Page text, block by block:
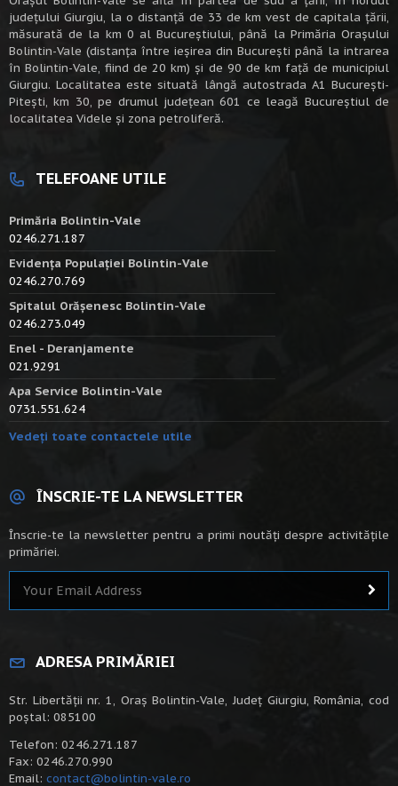
judeţului Giurgiu, la o distanţă de 33 de km vest de capitala țării,
măsurată de la km 0 al Bucureștiului, până la Primăria Orașului
Bolintin-Vale (distanța între ieșirea din București până la intrarea
în Bolintin-Vale, fiind de 20 km) şi de 90 de km faţă de municipiul
Giurgiu. Localitatea este situată lângă autostrada A1 Bucureşti-
Piteşti, km 30, pe drumul judeţean 601 ce leagă Bucureştiul de
localitatea Videle şi zona petroliferă.
TELEFOANE UTILE
Primăria Bolintin-Vale
0246.271.187
Evidența Populației Bolintin-Vale
0246.270.769
Spitalul Orășenesc Bolintin-Vale
0246.273.049
Enel - Deranjamente
021.9291
Apa Service Bolintin-Vale
0731.551.624
Vedeți toate contactele utile
ÎNSCRIE-TE LA NEWSLETTER
Înscrie-te la newsletter pentru a primi noutăți despre activitățile
primăriei.
ADRESA PRIMĂRIEI
Str. Libertății nr. 1, Oraș Bolintin-Vale, Județ Giurgiu, România, cod
poștal: 085100
Telefon: 0246.271.187
Fax: 0246.270.990
Email: contact@bolintin-vale.ro